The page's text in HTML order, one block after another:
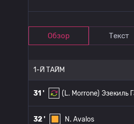
Обзор Текст
1-Й ТАЙМ
31 ' (L. Morrone) Эзекиль
32 ' N. Avalos